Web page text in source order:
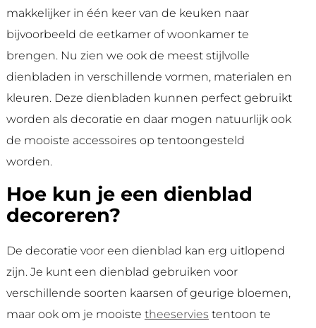
makkelijker in één keer van de keuken naar
bijvoorbeeld de eetkamer of woonkamer te
brengen. Nu zien we ook de meest stijlvolle
dienbladen in verschillende vormen, materialen en
kleuren. Deze dienbladen kunnen perfect gebruikt
worden als decoratie en daar mogen natuurlijk ook
de mooiste accessoires op tentoongesteld
worden.
Hoe kun je een dienblad
decoreren?
De decoratie voor een dienblad kan erg uitlopend
zijn. Je kunt een dienblad gebruiken voor
verschillende soorten kaarsen of geurige bloemen,
maar ook om je mooiste theeservies tentoon te